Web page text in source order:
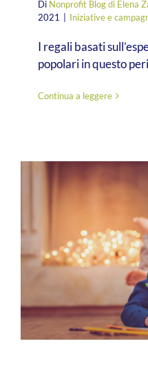
Di Nonprofit Blog di Elena
2021
Iniziative e
I regali basati
popolari in questo
Continua a leggere